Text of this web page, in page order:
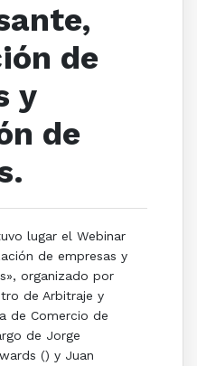
de
y
de
lugar el Webinar
de empresas y
organizado por
de Arbitraje y
de Comercio de
de Jorge
() y Juan